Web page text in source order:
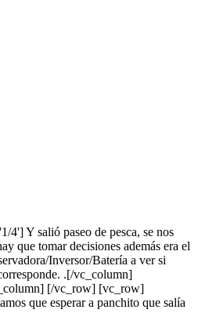
Y salió paseo de pesca, se nos
que tomar decisiones además era el
Inversor/Batería a ver si
.[/vc_column]
[/vc_row] [vc_row]
que esperar a panchito que salía